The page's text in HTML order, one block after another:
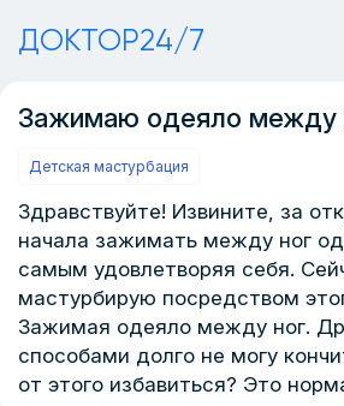
ДОКТОР24/7
Зажимаю одеяло между
Детская мастурбация
Здравствуйте! Извините, за
начала зажимать между ног
самым удовлетворяя себя.
мастурбирую посредством
Зажимая одеяло между ног.
способами долго не могу
от этого избавиться? Это